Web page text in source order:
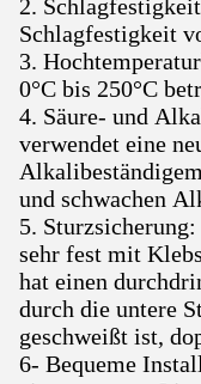
2.
Schlagfestigkeit
3.
0°C bis 250°C
4. Säure- und
verwendet eine
und schwachen
5.
sehr fest mit
hat einen
durch die untere
geschweißt ist,
6- Bequeme